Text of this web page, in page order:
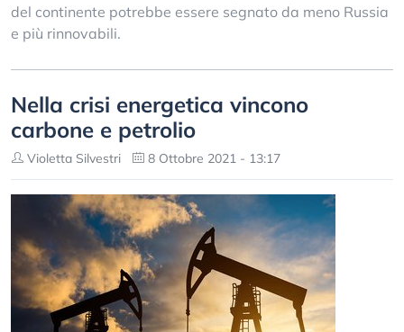
del continente potrebbe essere segnato da meno Russia
e più rinnovabili.
Nella crisi energetica vincono
carbone e petrolio
Violetta Silvestri 8 Ottobre 2021 - 13:17